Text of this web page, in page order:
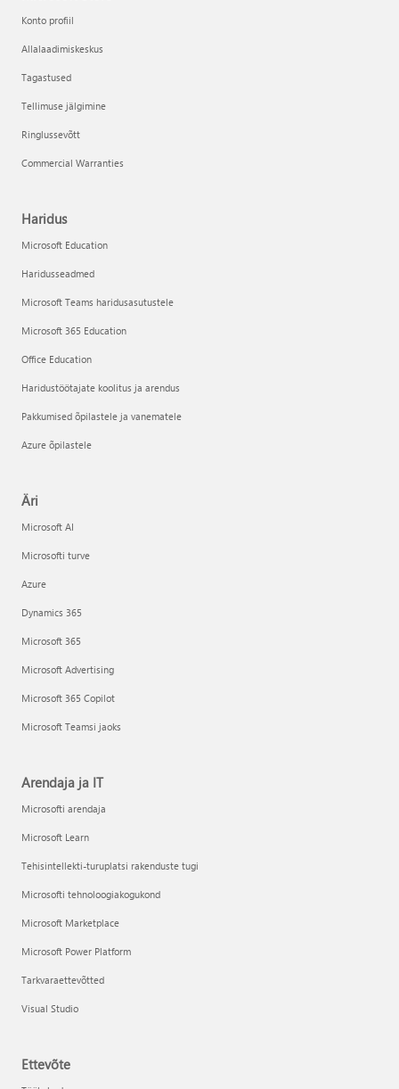
Konto profiil
Allalaadimiskeskus
Tagastused
Tellimuse jälgimine
Ringlussevõtt
Commercial Warranties
Haridus
Microsoft Education
Haridusseadmed
Microsoft Teams haridusasutustele
Microsoft 365 Education
Office Education
Haridustöötajate koolitus ja arendus
Pakkumised õpilastele ja vanematele
Azure õpilastele
Äri
Microsoft AI
Microsofti turve
Azure
Dynamics 365
Microsoft 365
Microsoft Advertising
Microsoft 365 Copilot
Microsoft Teamsi jaoks
Arendaja ja IT
Microsofti arendaja
Microsoft Learn
Tehisintellekti-turuplatsi rakenduste tugi
Microsofti tehnoloogiakogukond
Microsoft Marketplace
Microsoft Power Platform
Tarkvaraettevõtted
Visual Studio
Ettevõte